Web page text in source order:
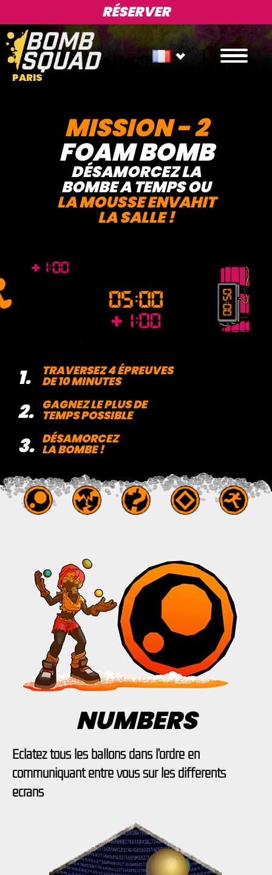
RÉSERVER
PARIS
MISSION - 2
FOAM BOMB
DÉSAMORCEZ LA
BOMBE A TEMPS OU
LA MOUSSE ENVAHIT
LA SALLE !
1. TRAVERSEZ 4 ÉPREUVES
DE 10 MINUTES
2. GAGNEZ LE PLUS DE
TEMPS POSSIBLE
3. DÉSAMORCEZ
LA BOMBE !
NUMBERS
Eclatez tous les ballons dans l'ordre en
communiquant entre vous sur les différents
écrans